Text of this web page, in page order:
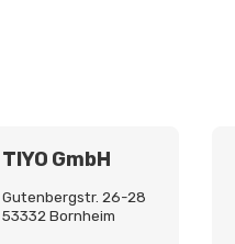
TIYO GmbH
Gutenbergstr. 26-28
53332 Bornheim